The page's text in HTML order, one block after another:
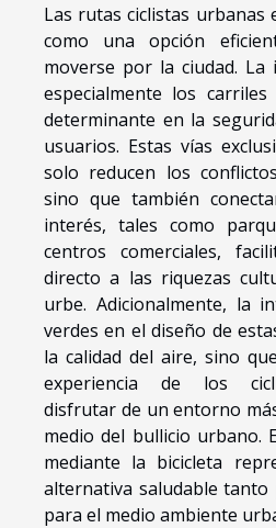
Las rutas ciclistas
como una opción
moverse por la ciudad. La
especialmente los
determinante en la
usuarios. Estas vías
solo reducen los
sino que también
interés, tales como
centros comerciales,
directo a las riquezas
urbe. Adicionalmente, la
verdes en el diseño de
la calidad del aire, sino
experiencia de los
disfrutar de un entorno
medio del bullicio urbano.
mediante la bicicleta
alternativa saludable tanto
para el medio ambiente